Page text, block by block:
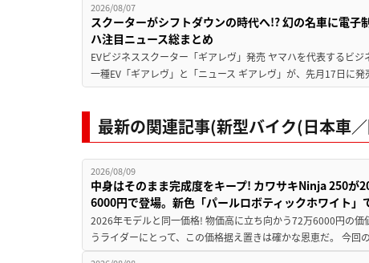
2026/08/07
スクーターがシフトダウンの時代へ!? 幻の名車に電子
ハ注目ニュース総まとめ
EVビジネススクーター「ギアレヴ」発売 ヤマハを代表するビ
一種EV「ギアレヴ」と「ニュース ギアレヴ」が、先月17日に
最新の関連記事(新型バイク(日本車
2026/08/09
中身はそのまま完成度をキープ! カワサキNinja 250が
6000円で登場。新色「パールロボティックホワイト」
2026年モデルと同一価格! 物価高に立ち向かう72万6000円の
うライダーにとって、この価格据え置きは確かな恩恵だ。 今